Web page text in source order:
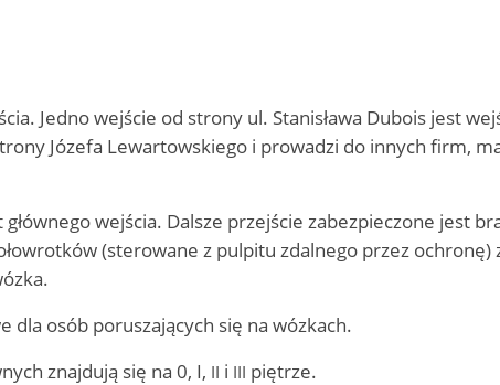
Jedno wejście od strony ul. Stanisława Dubois jest
Józefa Lewartowskiego i prowadzi do innych firm,
wejścia. Dalsze przejście zabezpieczone jest
(sterowane z pulpitu zdalnego przez
dla osób poruszających się na wózkach.
znajdują się na 0, I, II i III piętrze.